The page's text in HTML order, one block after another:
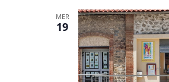
MER
19